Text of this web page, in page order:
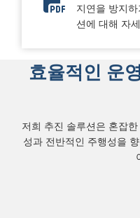
2024 Airport
지연을 방지
션에 대해 자
효율적인 운
저희 추진 솔루션은 혼잡
성과 전반적인 주행성을